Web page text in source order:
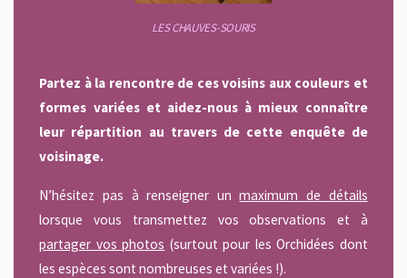
LES CHAUVES-SOURIS
Partez à la rencontre de ces voisins aux couleurs et
formes variées et aidez-nous à mieux connaître
leur répartition au travers de cette enquête de
voisinage.
N’hésitez pas à renseigner unmaximum de détails
lorsque vous transmettez vos observations et à
partager vos photos (surtout pour les Orchidées dont
les espèces sont nombreuses et variées !).